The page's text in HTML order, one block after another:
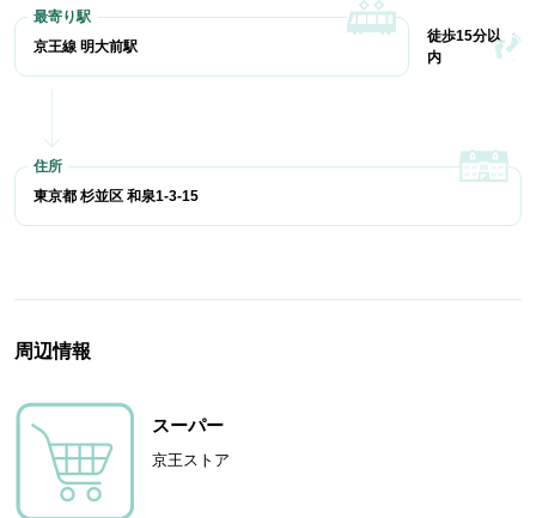
京王線 明大前駅
徒歩15分以
内
東京都 杉並区 和泉1-3-15
周辺情報
スーパー
京王ストア